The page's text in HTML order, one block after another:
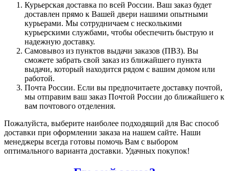
Курьерская доставка по всей России. Ваш заказ будет
доставлен прямо к Вашей двери нашими опытными
курьерами. Мы сотрудничаем с несколькими
курьерскими службами, чтобы обеспечить быструю и
надежную доставку.
Самовывоз из пунктов выдачи заказов (ПВЗ). Вы
сможете забрать свой заказ из ближайшего пункта
выдачи, который находится рядом с вашим домом или
работой.
Почта России. Если вы предпочитаете доставку почтой,
мы отправим ваш заказ Почтой России до ближайшего к
вам почтового отделения.
Пожалуйста, выберите наиболее подходящий для Вас способ
доставки при оформлении заказа на нашем сайте. Наши
менеджеры всегда готовы помочь Вам с выбором
оптимального варианта доставки. Удачных покупок!